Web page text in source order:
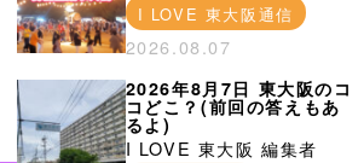
I LOVE 東大阪通信
2026.08.07
2026年8月7日 東大阪のコ
コどこ？(前回の答えもあ
るよ)
I LOVE 東大阪 編集者